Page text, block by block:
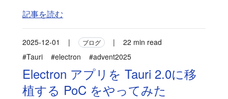
記事を読む
2025-12-01 | ブログ |
22 min read
#Tauri
#electron #advent2025
Electron アプリを Tauri 2.0に移
植する PoC をやってみた